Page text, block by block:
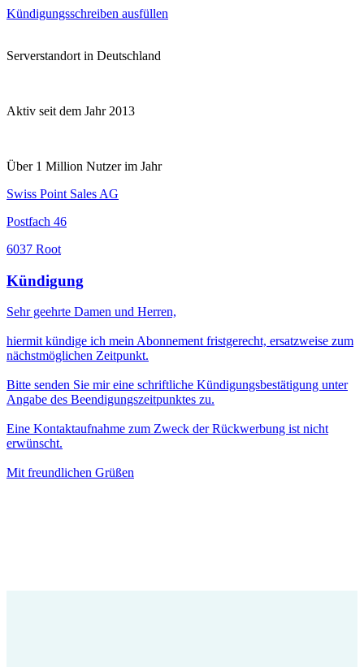
Kündigungsschreiben ausfüllen
Serverstandort in Deutschland
Aktiv seit dem Jahr 2013
Über 1 Million Nutzer im Jahr
Swiss Point Sales AG
Postfach 46
6037 Root
Kündigung
Sehr geehrte Damen und Herren,
hiermit kündige ich mein Abonnement fristgerecht, ersatzweise zum
nächstmöglichen Zeitpunkt.
Bitte senden Sie mir eine schriftliche Kündigungsbestätigung unter
Angabe des Beendigungszeitpunktes zu.
Eine Kontaktaufnahme zum Zweck der Rückwerbung ist nicht
erwünscht.
Mit freundlichen Grüßen